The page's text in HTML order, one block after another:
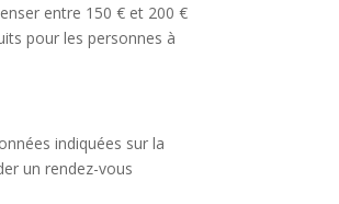
entre 150 € et 200 €
pour les personnes à
indiquées sur la
un rendez-vous